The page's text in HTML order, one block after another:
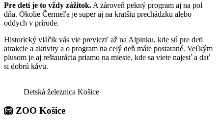
Pre deti je to vždy zážitok. A zároveň pekný program aj na pol
dňa. Okolie Čermeľa je super aj na kratšiu prechádzku alebo
oddych v prírode.
Historický vláčik vás vie previezť až na Alpinku, kde sú pre deti
atrakcie a aktivity a o program na celý deň máte postarané. Veľkým
plusom je aj reštaurácia priamo na mieste, kde sa viete najesť a dať
si dobrú kávu.
Detská železnica Košice
🦁 ZOO Košice